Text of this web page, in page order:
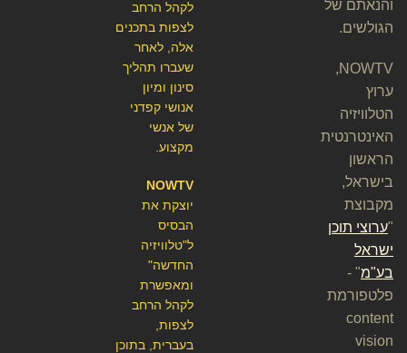
לקהל הרחב
לצפות בתכנים
אלה, לאחר
שעברו תהליך
סינון ומיון
אנושי קפדני
של אנשי
מקצוע.
NOWTV
יוצקת את
הבסיס
ל"טלוויזיה
החדשה"
ומאפשרת
לקהל הרחב
לצפות,
בעברית, בתוכן
והנאתם של
הגולשים.
NOWTV,
ערוץ
הטלוויזיה
האינטרנטית
הראשון
בישראל,
מקבוצת
ערוצי תוכן
ישראל
בע"מ" -
פלטפורמת
content
vision